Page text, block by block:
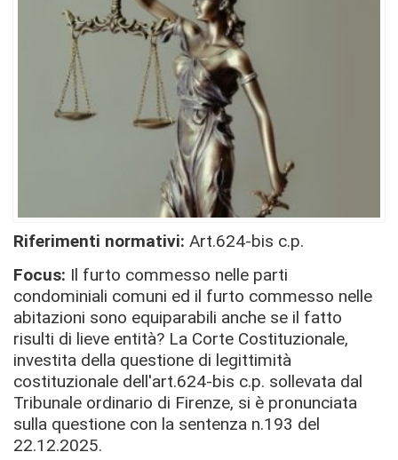
Riferimenti normativi: Art.624-bis c.p.
Focus: Il furto commesso nelle parti
condominiali comuni ed il furto commesso nelle
abitazioni sono equiparabili anche se il fatto
risulti di lieve entità? La Corte Costituzionale,
investita della questione di legittimità
costituzionale dell'art.624-bis c.p. sollevata dal
Tribunale ordinario di Firenze, si è pronunciata
sulla questione con la sentenza n.193 del
22.12.2025.